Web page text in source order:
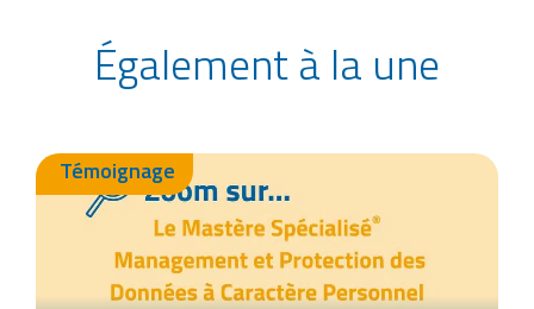
Également à la une
Témoignage